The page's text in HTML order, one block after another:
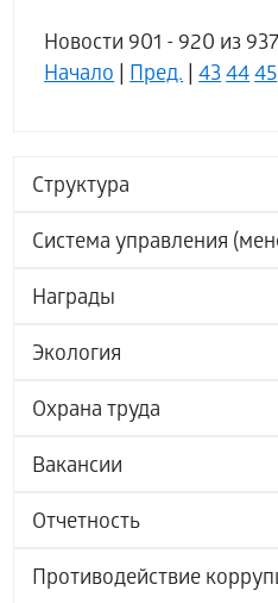
Структура
Система управления
Награды
Экология
Охрана труда
Вакансии
Отчетность
Противодействие
Новости 901 - 920 из 937
Начало|Пред.|434445